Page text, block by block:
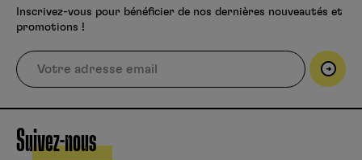
Inscrivez-vous pour bénéficier de nos dernières nouveautés et
promotions !
Suivez-nous